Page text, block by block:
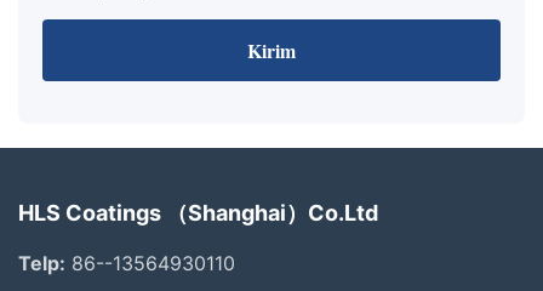
Kirim
HLS Coatings （Shanghai）Co.Ltd
Telp: 86--13564930110